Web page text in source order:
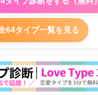
64タイプ一覧を見る